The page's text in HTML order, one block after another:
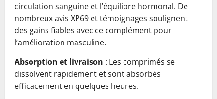
circulation sanguine et l’équilibre hormonal. De
nombreux avis XP69 et témoignages soulignent
des gains fiables avec ce complément pour
l’amélioration masculine.
Absorption et livraison : Les comprimés se
dissolvent rapidement et sont absorbés
efficacement en quelques heures.